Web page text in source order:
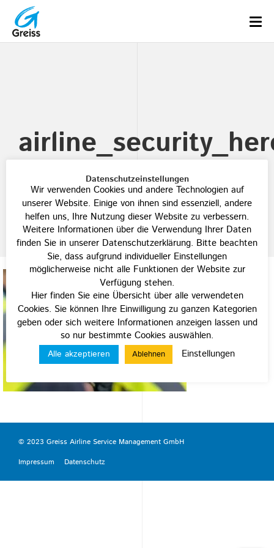
© 2023 Greiss Airline Service Management GmbH
Impressum
Datenschutz
Datenschutzeinstellungen
Wir verwenden Cookies und andere Technologien auf
unserer Website. Einige von ihnen sind essenziell, andere
helfen uns, Ihre Nutzung dieser Website zu verbessern.
Weitere Informationen über die Verwendung Ihrer Daten
finden Sie in unserer Datenschutzerklärung. Bitte beachten
Sie, dass aufgrund individueller Einstellungen
möglicherweise nicht alle Funktionen der Website zur
Verfügung stehen.
Hier finden Sie eine Übersicht über alle verwendeten
Cookies. Sie können Ihre Einwilligung zu ganzen Kategorien
geben oder sich weitere Informationen anzeigen lassen und
so nur bestimmte Cookies auswählen.
Alle akzeptieren Ablehnen Einstellungen